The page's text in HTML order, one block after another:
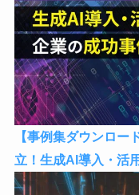
【事例集ダウンロー
立！生成AI導入・活